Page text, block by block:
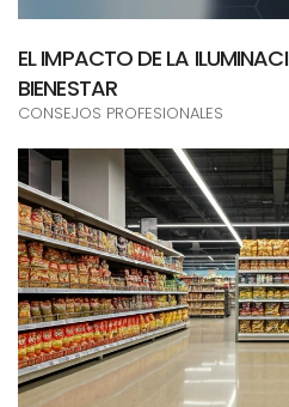
EL IMPACTO DE LA
BIENESTAR
CONSEJOS PROFESIONALES